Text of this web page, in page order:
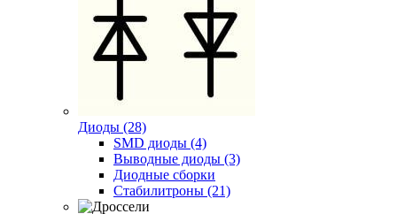
Диоды (28)
SMD диоды (4)
Выводные диоды (3)
Диодные сборки
Стабилитроны (21)